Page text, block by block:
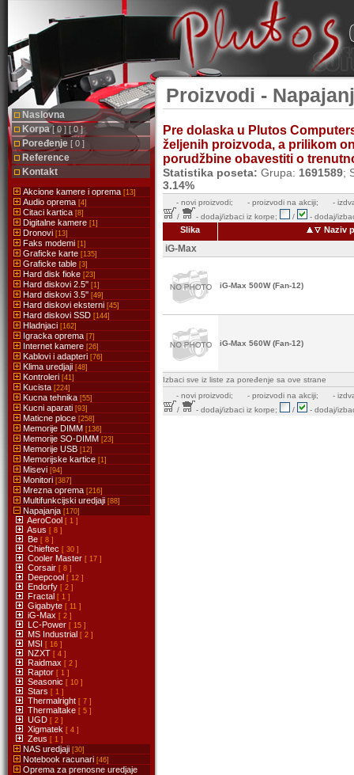
Naslovna
Korpa[ 0 ] [ 0 ]
Poređenje [ 0 ]
Reference
Kontakt
Akcione kamere i oprema [13]
Audio oprema [4]
Citaci kartica [8]
Digitalne kamere [1]
Dronovi [13]
Faks modemi [1]
Graficke karte [135]
Graficke table [3]
Hard disk fioke [23]
Hard diskovi 2.5'' [1]
Hard diskovi 3.5'' [49]
Hard diskovi eksterni [45]
Hard diskovi SSD [144]
Hladnjaci [162]
Igracka oprema [7]
Internet kamere [26]
Kablovi i adapteri [76]
Klima uredjaji [48]
Kontroleri [41]
Kucista [224]
Kucna tehnika [55]
Kucni aparati [93]
Maticne ploce [258]
Memorije DIMM [136]
Memorije SO-DIMM [23]
Memorije USB [12]
Memorijske kartice [1]
Misevi [94]
Monitori [387]
Mrezna oprema [216]
Multifunkcijski uredjaji [88]
Napajanja [170]
AeroCool [ 1 ]
Asus [ 8 ]
Be [ 8 ]
Chieftec [ 30 ]
Cooler Master [ 17 ]
Corsair [ 8 ]
Deepcool [ 12 ]
Endorfy [ 2 ]
Fractal [ 1 ]
Gigabyte [ 11 ]
iG-Max [ 2 ]
LC-Power [ 15 ]
MS Industrial [ 2 ]
MSI [ 16 ]
NZXT [ 4 ]
Raidmax [ 2 ]
Raptor [ 1 ]
Seasonic [ 10 ]
Stars [ 1 ]
Thermalright [ 7 ]
Thermaltake [ 5 ]
UGD [ 2 ]
Xigmatek [ 4 ]
Zeus [ 1 ]
NAS uredjaji [30]
Notebook racunari [46]
Oprema za prenosne uredjaje
Proizvodi -
Pre dolaska u Plutos
željenih proizvoda, a prilikom
porudžbine obavestiti o
Statistika poseta: Grupa: 1691589;
3.14%
- novi proizvodi; - proizvodi na akciji;
-
/
- dodaj/izbaci iz korpe; / - dodaj/
Slika Naziv
iG-Max
iG-Max 500W (Fan-12)
iG-Max 560W (Fan-12)
Izbaci sve iz liste za poređenje sa ove strane
- novi proizvodi; - proizvodi na akciji;
-
/
- dodaj/izbaci iz korpe; / - dodaj/